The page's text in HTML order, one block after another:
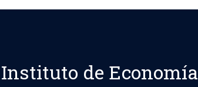
Instituto de Economía